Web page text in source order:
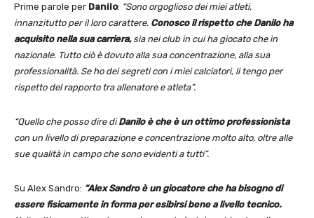
Prime parole per Danilo: “Sono orgoglioso dei miei atleti,
innanzitutto per il loro carattere. Conosco il rispetto che Danilo ha
acquisito nella sua carriera,sia nei club in cui ha giocato che in
nazionale. Tutto ciò è dovuto alla sua concentrazione, alla sua
professionalità. Se ho dei segreti con i miei calciatori, li tengo per
rispetto del rapporto tra allenatore e atleta”.
“Quello che posso dire diDanilo è che è un ottimo professionista
con un livello di preparazione e concentrazione molto alto, oltre alle
sue qualità in campo che sono evidenti a tutti”.
Su Alex Sandro: “Alex Sandro è un giocatore che ha bisogno di
essere fisicamente in forma per esibirsi bene a livello tecnico.